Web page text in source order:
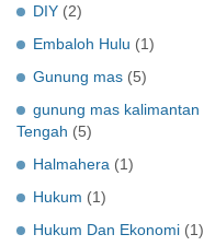
DIY (2)
Embaloh Hulu (1)
Gunung mas (5)
gunung mas kalimantan
Tengah (5)
Halmahera (1)
Hukum (1)
Hukum Dan Ekonomi (1)